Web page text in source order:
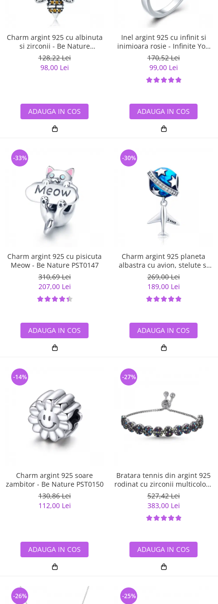
Charm argint 925 cu albinuta
si zirconii - Be Nature
PST0143
128,22 Lei
98,00 Lei
ADAUGA IN COS
Inel argint 925 cu infinit si
inimioara rosie - Infinite You
IST0062
170,52 Lei
99,00 Lei
ADAUGA IN COS
Charm argint 925 cu pisicuta
Meow - Be Nature PST0147
310,69 Lei
207,00 Lei
-33%
ADAUGA IN COS
Charm argint 925 planeta
albastra cu avion, stelute si
zirconii albe PST0149
269,00 Lei
189,00 Lei
-30%
ADAUGA IN COS
Charm argint 925 soare
zambitor - Be Nature PST0150
130,86 Lei
112,00 Lei
-14%
ADAUGA IN COS
Bratara tennis din argint 925
rodinat cu zirconii multicolore
- Be Elegant BTU0108
527,42 Lei
383,00 Lei
-27%
ADAUGA IN COS
-26% -25%